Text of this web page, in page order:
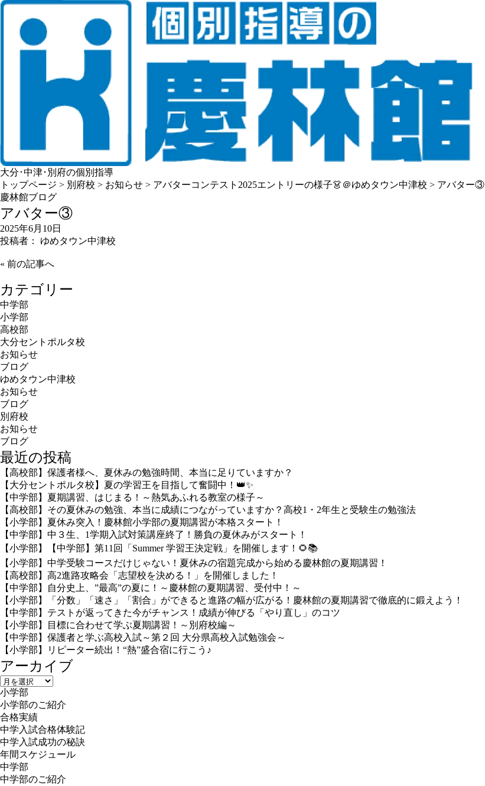
大分･中津･別府の個別指導
トップページ > 別府校 > お知らせ > アバターコンテスト2025エントリーの様子👗＠ゆめタウン中津校 > アバター③
慶林館ブログ
アバター③
2025年6月10日
投稿者： ゆめタウン中津校
« 前の記事へ
カテゴリー
中学部
小学部
高校部
大分セントポルタ校
お知らせ
ブログ
ゆめタウン中津校
お知らせ
ブログ
別府校
お知らせ
ブログ
最近の投稿
【高校部】保護者様へ、夏休みの勉強時間、本当に足りていますか？
【大分セントポルタ校】夏の学習王を目指して奮闘中！👑✨
【中学部】夏期講習、はじまる！～熱気あふれる教室の様子～
【高校部】その夏休みの勉強、本当に成績につながっていますか？高校1・2年生と受験生の勉強法
【小学部】夏休み突入！慶林館小学部の夏期講習が本格スタート！
【中学部】中３生、1学期入試対策講座終了！勝負の夏休みがスタート！
【小学部】【中学部】第11回「Summer 学習王決定戦」を開催します！🌻📚
【小学部】中学受験コースだけじゃない！夏休みの宿題完成から始める慶林館の夏期講習！
【高校部】高2進路攻略会「志望校を決める！」を開催しました！
【中学部】自分史上、”最高”の夏に！～慶林館の夏期講習、受付中！～
【小学部】「分数」「速さ」「割合」ができると進路の幅が広がる！慶林館の夏期講習で徹底的に鍛えよう！
【中学部】テストが返ってきた今がチャンス！成績が伸びる「やり直し」のコツ
【小学部】目標に合わせて学ぶ夏期講習！～別府校編～
【中学部】保護者と学ぶ高校入試～第２回 大分県高校入試勉強会～
【小学部】リピーター続出！“熱”盛合宿に行こう♪
アーカイブ
ア
ー
カ
イ
ブ
小学部
小学部のご紹介
合格実績
中学入試合格体験記
中学入試成功の秘訣
年間スケジュール
中学部
中学部のご紹介